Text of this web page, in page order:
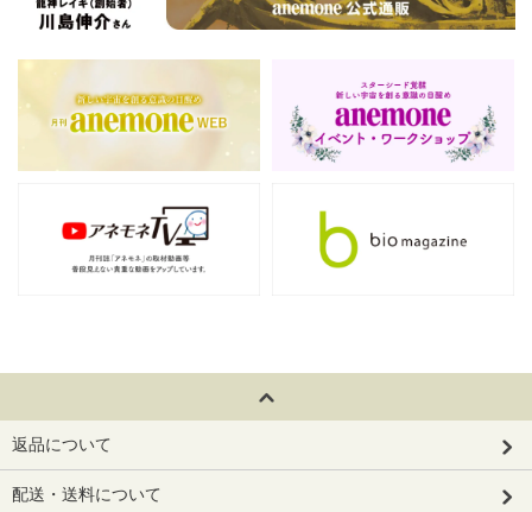
返品について
配送・送料について